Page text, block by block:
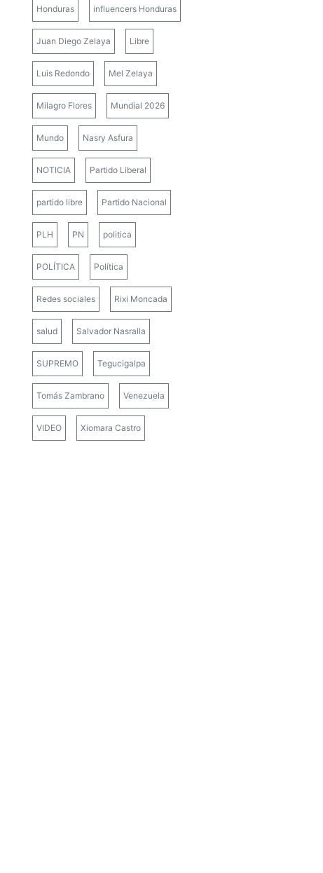
Honduras influencers Honduras
Juan Diego Zelaya Libre
Luis Redondo Mel Zelaya
Milagro Flores Mundial 2026
Mundo Nasry Asfura
NOTICIA Partido Liberal
partido libre Partido Nacional
PLH PN politica
POLÍTICA Política
Redes sociales Rixi Moncada
salud Salvador Nasralla
SUPREMO Tegucigalpa
Tomás Zambrano Venezuela
VIDEO Xiomara Castro